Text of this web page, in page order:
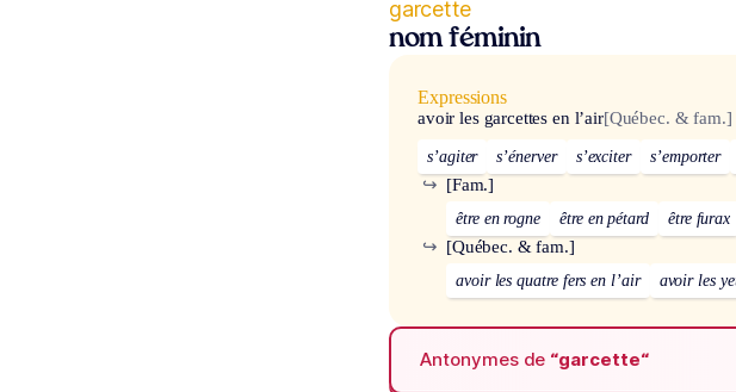
garcette
nom féminin
Expressions
avoir les garcettes en l’air[Québec. & fam.]
s’agiter s’énerver s’exciter s’emporter
[Fam.]
↪
être en rogne être en pétard être furax
[Québec. & fam.]
↪
avoir les quatre fers en l’air avoir les
Antonymes de “garcette“